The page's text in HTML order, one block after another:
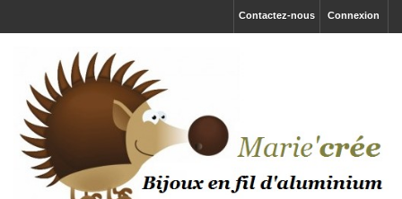
Connexion
Contactez-nous